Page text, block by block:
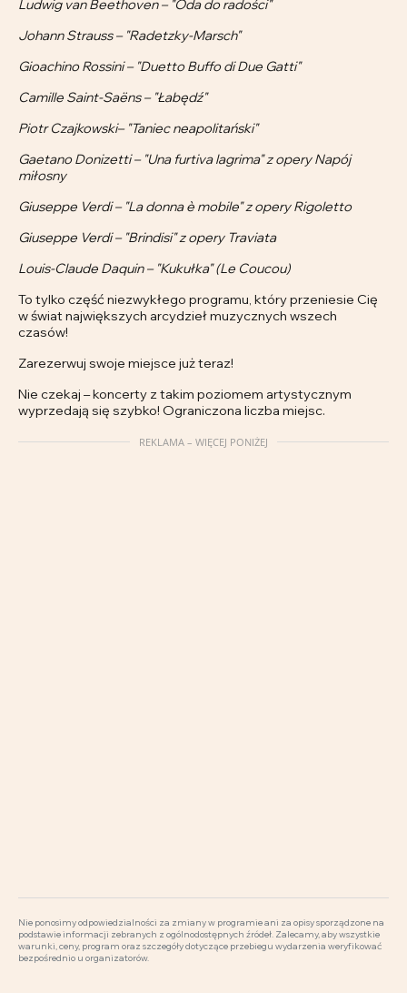
Ludwig van Beethoven – "Oda do radości"
Johann Strauss – "Radetzky-Marsch"
Gioachino Rossini – "Duetto Buffo di Due Gatti"
Camille Saint-Saëns – "Łabędź"
Piotr Czajkowski– "Taniec neapolitański"
Gaetano Donizetti – "Una furtiva lagrima" z opery Napój
miłosny
Giuseppe Verdi – "La donna è mobile" z opery Rigoletto
Giuseppe Verdi – "Brindisi" z opery Traviata
Louis-Claude Daquin – "Kukułka" (Le Coucou)
To tylko część niezwykłego programu, który przeniesie Cię
w świat największych arcydzieł muzycznych wszech
czasów!
Zarezerwuj swoje miejsce już teraz!
Nie czekaj – koncerty z takim poziomem artystycznym
wyprzedają się szybko! Ograniczona liczba miejsc.
REKLAMA – WIĘCEJ PONIŻEJ
Nie ponosimy odpowiedzialności za zmiany w programie ani za opisy sporządzone na
podstawie informacji zebranych z ogólnodostępnych źródeł. Zalecamy, aby wszystkie
warunki, ceny, program oraz szczegóły dotyczące przebiegu wydarzenia weryfikować
bezpośrednio u organizatorów.